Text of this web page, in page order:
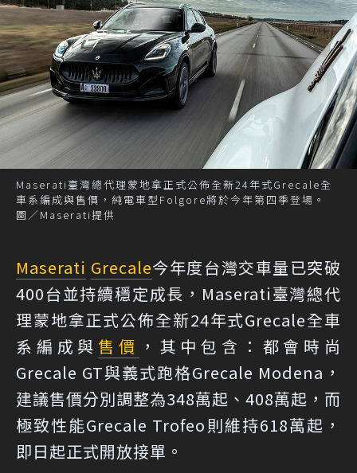
Maserati臺灣總代理蒙地拿正式公佈全新24年式Grecale全
車系編成與售價，純電車型Folgore將於今年第四季登場。
圖／Maserati提供
Maserati Grecale今年度台灣交車量已突破
400台並持續穩定成長，Maserati臺灣總代
理蒙地拿正式公佈全新24年式Grecale全車
系編成與 售價 ，其中包含：都會時尚
Grecale GT與義式跑格Grecale Modena，
建議售價分別調整為348萬起、408萬起，而
極致性能Grecale Trofeo則維持618萬起，
即日起正式開放接單。